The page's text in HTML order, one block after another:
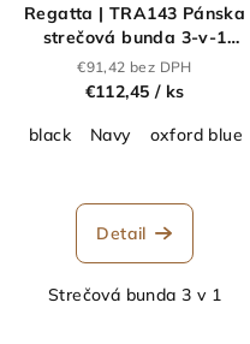
Regatta | TRA143 Pánska
strečová bunda 3-v-1
"Kingsley"_36.A143
€91,42 bez DPH
€112,45 / ks
black
Navy oxford blue
Detail
Strečová bunda 3 v 1